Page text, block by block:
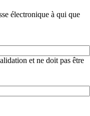
électronique à qui que
et ne doit pas être